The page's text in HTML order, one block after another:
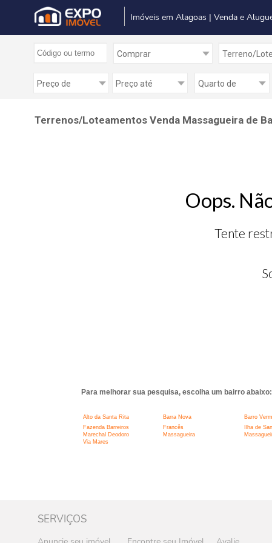
Imóveis em Alagoas | Venda e
Terrenos/Loteamentos Venda Massagueira de
Oops.
Tente
Para melhorar sua pesquisa, escolha um bairro abaixo:
Alto da Santa Rita Barra Nova Barro
Fazenda Barreiros
Francês Ilha de
Marechal Deodoro
Massagueira
Via Mares
SERVIÇOS